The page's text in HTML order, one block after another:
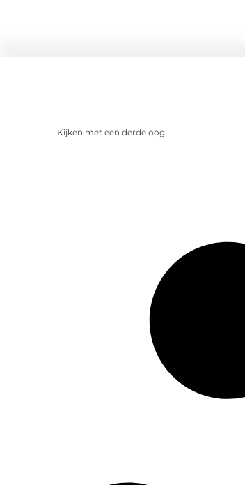
Kijken met een derde oog